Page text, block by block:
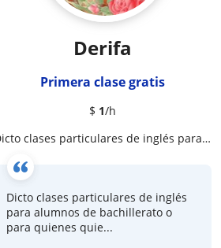
Derifa
Primera clase gratis
$ 1/h
Dicto clases particulares de inglés para alumnos de bachillerato o para quienes quieran comunicarse con el idioma
Dicto clases particulares de inglés
para alumnos de bachillerato o
para quienes quie...